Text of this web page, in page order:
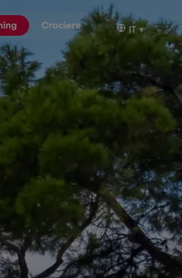
Crociere IT ▾